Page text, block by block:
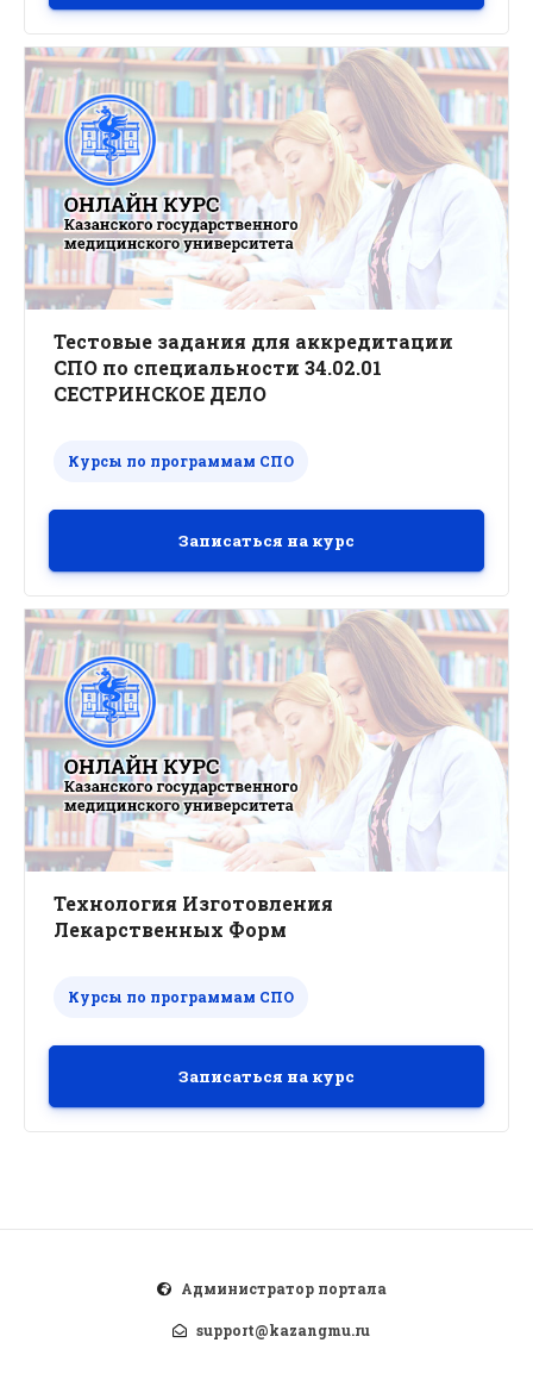
Тестовые задания для аккредитации
СПО по специальности 34.02.01
СЕСТРИНСКОЕ ДЕЛО
Курсы по программам СПО
Записаться на курс
Технология Изготовления
Лекарственных Форм
Курсы по программам СПО
Записаться на курс
Администратор портала
support@kazangmu.ru